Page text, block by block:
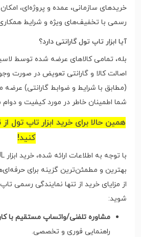
خریدهای سازمانی، عمده و پروژه‌ای،
رسمی با تخفیف‌های ویژه و شرایط
آیا ابزار تاپ تول گارانتی دارد؟
بله، تمامی کالاهای عرضه شده توسط
اصالت کالا و گارانتی تعویض در صورت
(مطابق با شرایط و ضوابط گارانتی) عرضه
شما اطمینان خاطر در مورد کیفیت و
همین حالا برای خرید ابزار تاپ تول
کنید!
بهترین و مطمئن‌ترین گزینه برای
از مزایای خرید از تنها نمایندگی رسمی
شوید:
مشاوره تلفنی/واتساپ مستقیم با
راهنمایی فوری و تخصصی.